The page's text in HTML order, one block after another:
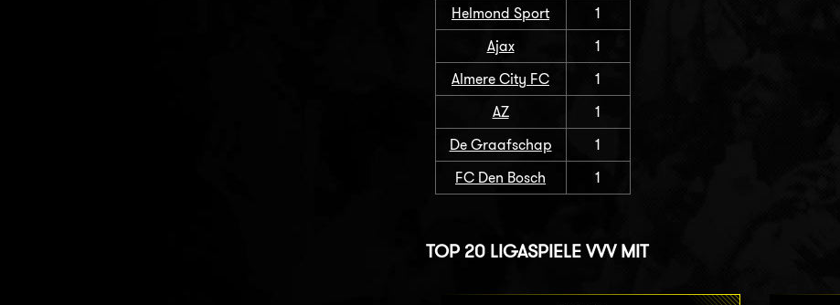
Helmond Sport
1
Ajax
1
Almere City FC
1
AZ
1
De Graafschap
1
FC Den Bosch
1
TOP 20 LIGASPIELE VVV MIT